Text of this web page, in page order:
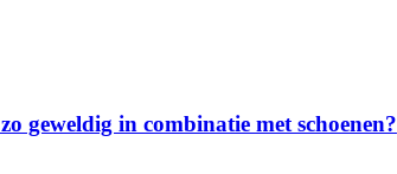
geweldig in combinatie met schoenen?